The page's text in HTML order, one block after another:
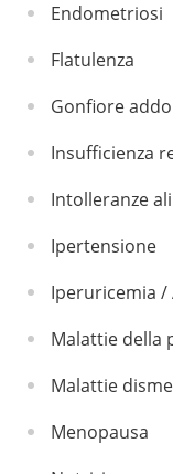
Endometriosi
Flatulenza
Gonfiore
Insufficienza
Intolleranze
Ipertensione
Iperuricemia /
Malattie della
Malattie
Menopausa